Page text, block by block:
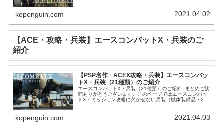
kopenguin.com 2021.04.02
【ACE・攻略・兵装】エースコンバットX・兵装のご
紹介
【PSP名作・ACEX攻略・兵装】エースコンバッ
トX・兵装（21種類）のご紹介
エースコンバットX・兵装（21種類）のご紹介│まとめご訪
問ありがとうございます。このページではエースコンバッ
トX・ミッション攻略に欠かせない兵装（機体装備品・21
kopenguin.com 2021.04.03